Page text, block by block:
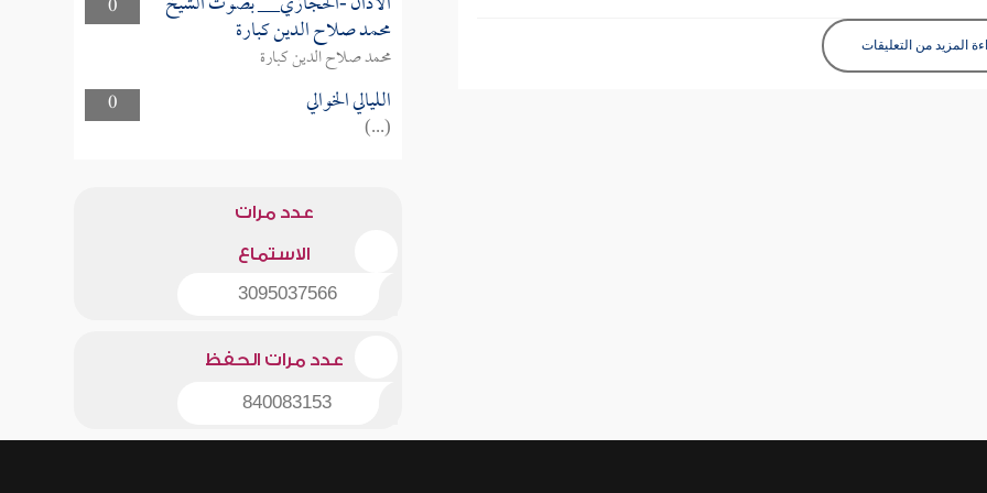
المزيد من التعليقات
0
محمد صلاح الدين كبارة
محمد صلاح الدين كبارة
0
الليالي الخوالي
(...)
عدد مرات
الاستماع
3095037566
عدد مرات الحفظ
840083153